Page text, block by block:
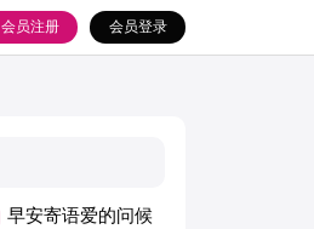
会员登录
会员注册
早安寄语爱的问候